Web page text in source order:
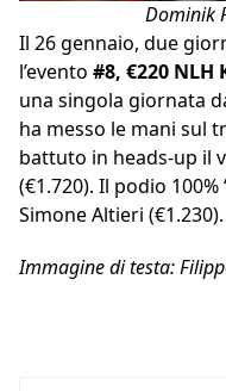
Dominik
Il 26 gennaio, due
l’evento #8, €220
una singola giornata
ha messo le mani sul
battuto in heads-up il
(€1.720). Il podio
Simone Altieri (€1.230).
Immagine di testa: